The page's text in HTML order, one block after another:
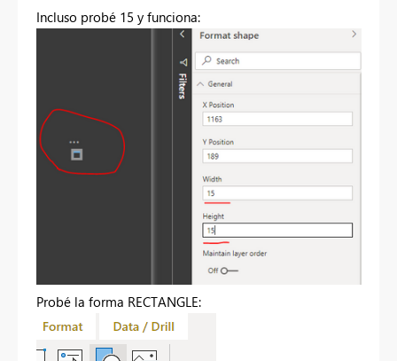
Incluso probé 15 y funciona:
Probé la forma RECTANGLE: